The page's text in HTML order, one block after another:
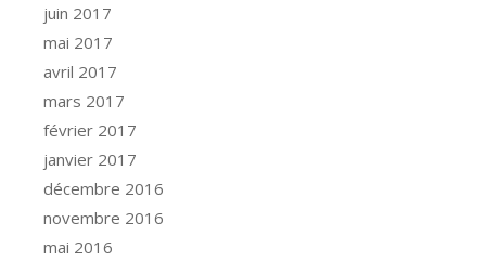
juin 2017
mai 2017
avril 2017
mars 2017
février 2017
janvier 2017
décembre 2016
novembre 2016
mai 2016